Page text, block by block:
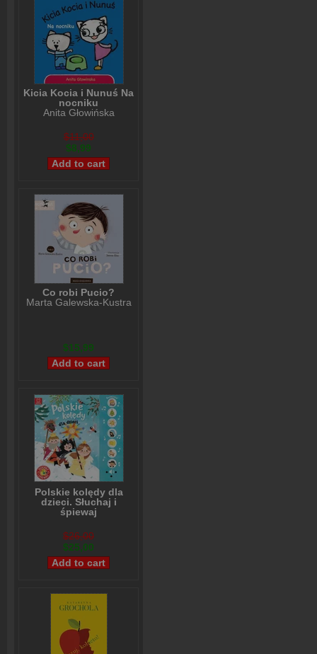
Kicia Kocia i Nunuś Na
nocniku
Anita Głowińska
$11,00
$8,99
Co robi Pucio?
Marta Galewska-Kustra
$15,99
Polskie kolędy dla
dzieci. Słuchaj i
śpiewaj
$26,00
$25,00